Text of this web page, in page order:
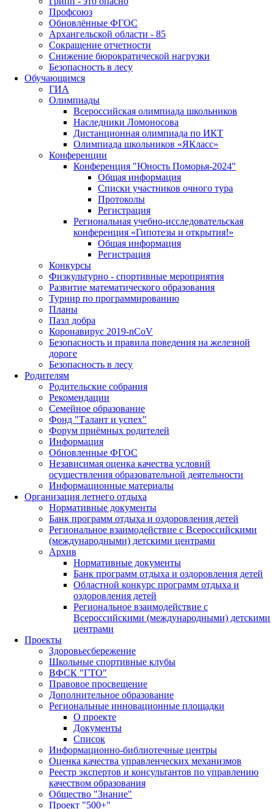
Профсоюз
Обновлённые ФГОС
Архангельской области - 85
Сокращение отчетности
Снижение бюрократической нагрузки
Безопасность в лесу
Обучающимся
ГИА
Олимпиады
Всероссийская олимпиада школьников
Наследники Ломоносова
Дистанционная олимпиада по ИКТ
Олимпиада школьников «ЯКласс»
Конференции
Конференция "Юность Поморья-2024"
Общая информация
Списки участников очного тура
Протоколы
Регистрация
Региональная учебно-исследовательская
конференция «Гипотезы и открытия!»
Общая информация
Регистрация
Конкурсы
Физкультурно - спортивные мероприятия
Развитие математического образования
Турнир по программированию
Планы
Пазл добра
Коронавирус 2019-nCoV
Безопасность и правила поведения на железной
дороге
Безопасность в лесу
Родителям
Родительские собрания
Рекомендации
Семейное образование
Фонд "Талант и успех"
Форум приёмных родителей
Информация
Обновленные ФГОС
Независимая оценка качества условий
осуществления образовательной деятельности
Информационные материалы
Организация летнего отдыха
Нормативные документы
Банк программ отдыха и оздоровления детей
Региональное взаимодействие с Всероссийскими
(международными) детскими центрами
Архив
Нормативные документы
Банк программ отдыха и оздоровления детей
Областной конкурс программ отдыха и
оздоровления детей
Региональное взаимодействие с
Всероссийскими (международными) детскими
центрами
Проекты
Здоровьесбережение
Школьные спортивные клубы
ВФСК "ГТО"
Правовое просвещение
Дополнительное образование
Региональные инновационные площадки
О проекте
Документы
Список
Информационно-библиотечные центры
Оценка качества управленческих механизмов
Реестр экспертов и консультантов по управлению
качеством образования
Общество "Знание"
Проект "500+"